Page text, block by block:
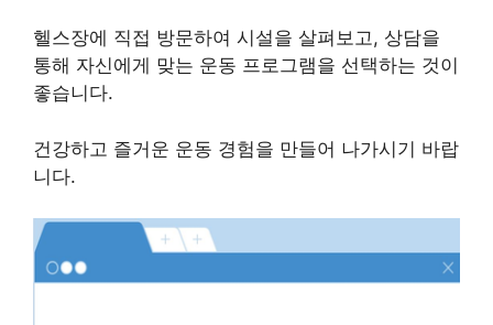
헬스장에 직접 방문하여 시설을 살펴보고, 상담을
통해 자신에게 맞는 운동 프로그램을 선택하는 것이
좋습니다.
건강하고 즐거운 운동 경험을 만들어 나가시기 바랍
니다.